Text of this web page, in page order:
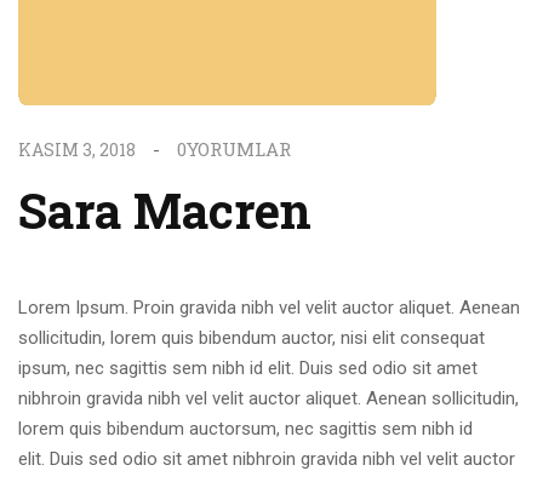
KASIM 3, 2018 0YORUMLAR
Sara Macren
Lorem Ipsum. Proin gravida nibh vel velit auctor aliquet. Aenean
sollicitudin, lorem quis bibendum auctor, nisi elit consequat
ipsum, nec sagittis sem nibh id elit. Duis sed odio sit amet
nibhroin gravida nibh vel velit auctor aliquet. Aenean sollicitudin,
lorem quis bibendum auctorsum, nec sagittis sem nibh id
elit. Duis sed odio sit amet nibhroin gravida nibh vel velit auctor